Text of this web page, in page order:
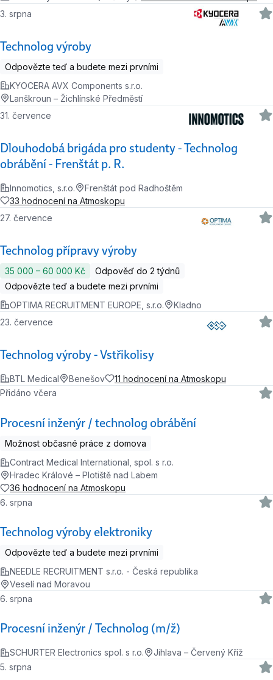
Technolog výroby
3. srpna
Odpovězte teď a budete mezi prvními
KYOCERA AVX Components s.r.o.
Lanškroun – Žichlínské Předměstí
Dlouhodobá brigáda pro studenty - Technolog
obrábění - Frenštát p. R.
31. července
Innomotics, s.r.o.
Frenštát pod Radhoštěm
33 hodnocení na Atmoskopu
Technolog přípravy výroby
27. července
35 000 ‍–‍ 60 000 Kč
Odpověď do 2 týdnů
Odpovězte teď a budete mezi prvními
OPTIMA RECRUITMENT EUROPE, s.r.o.
Kladno
Technolog výroby - Vstřikolisy
23. července
BTL Medical Benešov 11 hodnocení na Atmoskopu
Procesní inženýr / technolog obrábění
Přidáno včera
Možnost občasné práce z domova
Contract Medical International, spol. s r.o.
Hradec Králové – Plotiště nad Labem
36 hodnocení na Atmoskopu
Technolog výroby elektroniky
6. srpna
Odpovězte teď a budete mezi prvními
NEEDLE RECRUITMENT s.r.o. - Česká republika
Veselí nad Moravou
Procesní inženýr / Technolog (m/ž)
6. srpna
SCHURTER Electronics spol. s r.o. Jihlava – Červený Kříž
5. srpna